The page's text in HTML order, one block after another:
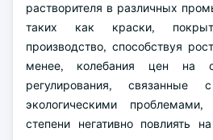
растворителя в различных
таких как краски,
производство, способствуя
менее, колебания цен на
регулирования, связанные
экологическими
степени негативно повлиять